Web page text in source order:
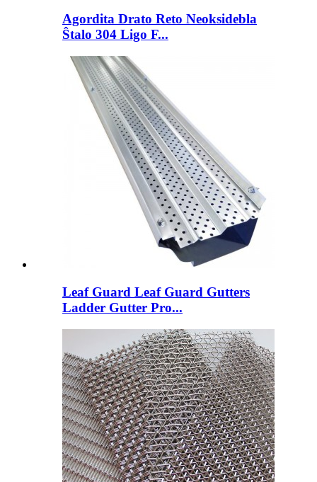
Agordita Drato Reto Neoksidebla
Ŝtalo 304 Ligo F...
Leaf Guard Leaf Guard Gutters
Ladder Gutter Pro...